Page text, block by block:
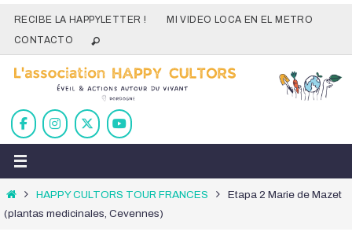
RECIBE LA HAPPYLETTER !
MI VIDEO LOCA EN EL METRO
CONTACTO
InicioHAPPY CULTORS TOUR FRANCES
Etapa 2 Marie de Mazet
(plantas medicinales, Cevennes)